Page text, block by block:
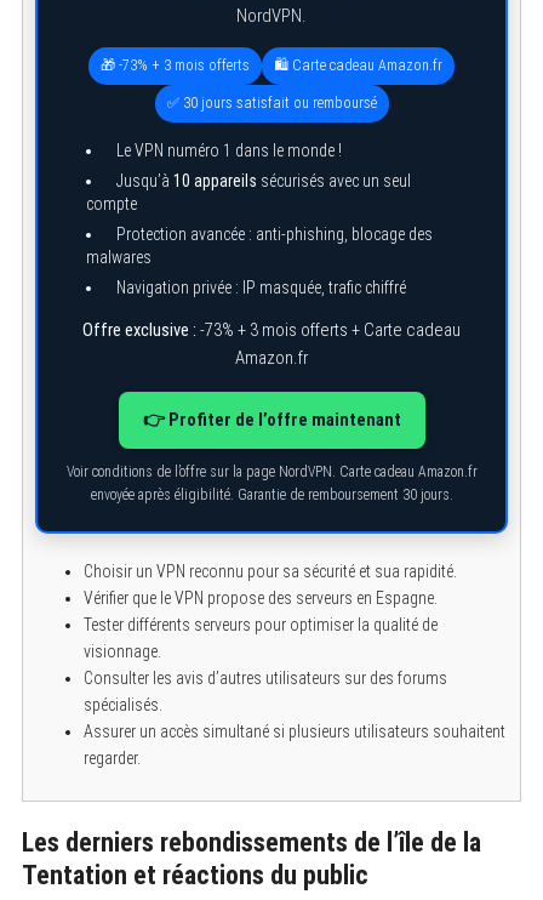
NordVPN.
🎁 -73% + 3 mois offerts 🛍️ Carte cadeau Amazon.fr
✅ 30 jours satisfait ou remboursé
Le VPN numéro 1 dans le monde !
Jusqu’à 10 appareils sécurisés avec un seul
compte
Protection avancée : anti-phishing, blocage des
malwares
Navigation privée : IP masquée, trafic chiffré
Offre exclusive : -73% + 3 mois offerts + Carte cadeau
Amazon.fr
👉 Profiter de l’offre maintenant
Voir conditions de l’offre sur la page NordVPN. Carte cadeau Amazon.fr
envoyée après éligibilité. Garantie de remboursement 30 jours.
Choisir un VPN reconnu pour sa sécurité et sua rapidité.
Vérifier que le VPN propose des serveurs en Espagne.
Tester différents serveurs pour optimiser la qualité de
visionnage.
Consulter les avis d’autres utilisateurs sur des forums
spécialisés.
Assurer un accès simultané si plusieurs utilisateurs souhaitent
regarder.
Les derniers rebondissements de l’île de la
Tentation et réactions du public
e